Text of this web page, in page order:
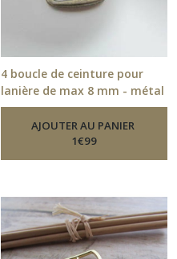
4 boucle de ceinture pour
lanière de max 8 mm - métal
bronze - 1.8 x 1.3 cm -19.54.1
Boucle De Ceinture
AJOUTER AU PANIER
1€99